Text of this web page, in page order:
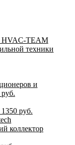
HVAC-TEAM
техники
и
руб.
коллектор